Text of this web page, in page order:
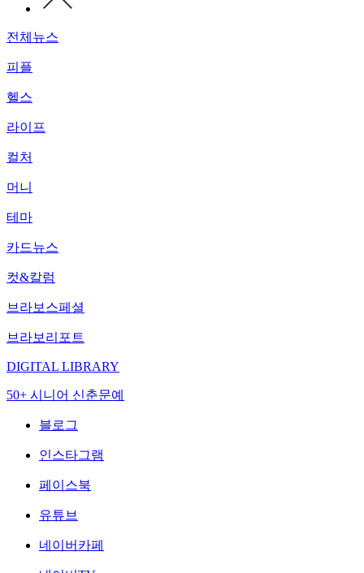
전체뉴스
피플
헬스
라이프
컬처
머니
테마
카드뉴스
컷&칼럼
브라보스페셜
브라보리포트
DIGITAL LIBRARY
50+ 시니어 신춘문예
블로그
인스타그램
페이스북
유튜브
네이버카페